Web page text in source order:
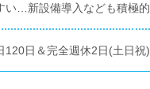
い…新設備導入なども積極的
日＆完全週休2日(土日祝)